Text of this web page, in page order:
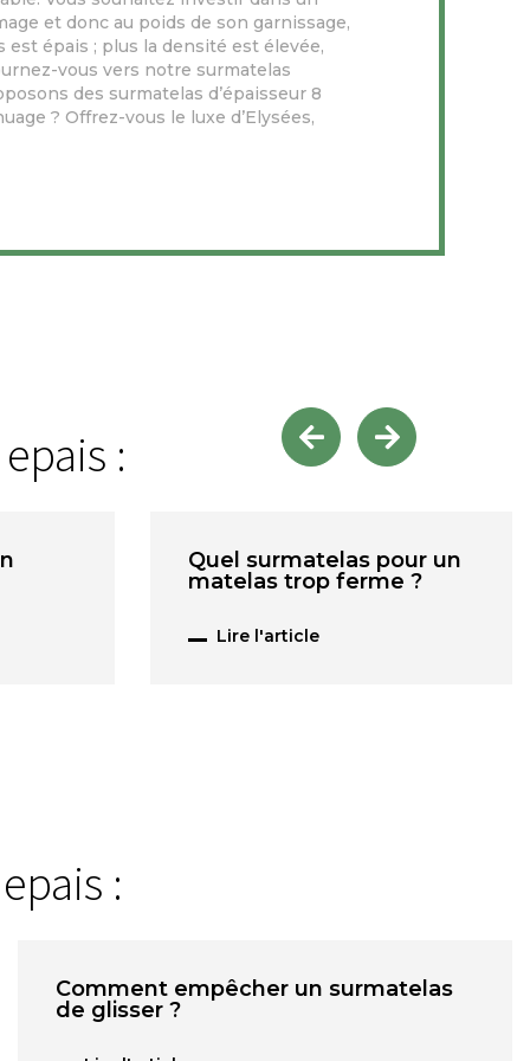
et donc au poids de son garnissage,
épais ; plus la densité est élevée,
vous vers notre surmatelas
des surmatelas d’épaisseur 8
? Offrez-vous le luxe d’Elysées,
:
Quel surmatelas pour un
matelas trop ferme ?
Lire l'article
:
Comment empêcher un surmatelas
de glisser ?